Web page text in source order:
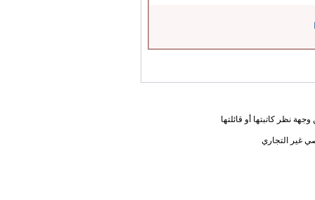
نظر كاتبتها أو قائلتها
غير التجاري